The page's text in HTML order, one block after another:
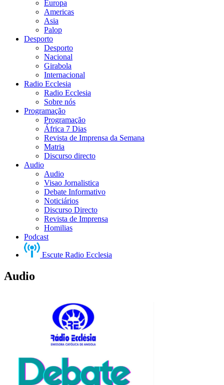
Europa
Americas
Asia
Palop
Desporto
Desporto
Nacional
Girabola
Internacional
Radio Ecclesia
Radio Ecclesia
Sobre nós
Programação
Programação
África 7 Dias
Revista de Imprensa da Semana
Matria
Discurso directo
Audio
Audio
Visao Jornalistica
Debate Informativo
Noticiários
Discurso Directo
Revista de Imprensa
Homilias
Podcast
Escute Radio Ecclesia
Audio